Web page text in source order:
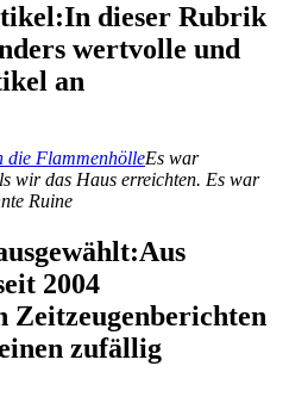
In dieser Rubrik
wertvolle und
an
die FlammenhölleEs war
wir das Haus erreichten. Es war
Ruine
Aus
2004
Zeitzeugenberichten
zufällig